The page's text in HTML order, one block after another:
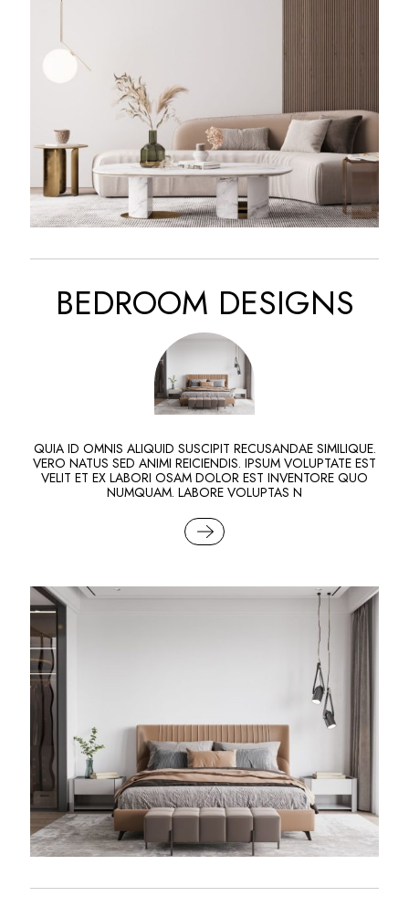
FURNITURE MODERN
BEDROOM DESIGNS
QUIA ID OMNIS ALIQUID SUSCIPIT RECUSANDAE SIMILIQUE.
VERO NATUS SED ANIMI REICIENDIS. IPSUM VOLUPTATE EST
VELIT ET EX LABORI OSAM DOLOR EST INVENTORE QUO
NUMQUAM. LABORE VOLUPTAS N
READ MORE
ART MODERN